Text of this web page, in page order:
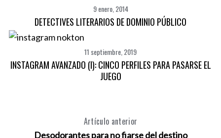
9 enero, 2014
DETECTIVES LITERARIOS DE DOMINIO PÚBLICO
11 septiembre, 2019
INSTAGRAM AVANZADO (I): CINCO PERFILES PARA PASARSE EL
JUEGO
Artículo anterior
Desodorantes para no fiarse del destino